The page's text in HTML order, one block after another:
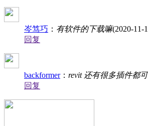
岑笃巧 ： 有软件的下载嘛(2020-11-
回复
backformer： revit 还有很多插件都
回复